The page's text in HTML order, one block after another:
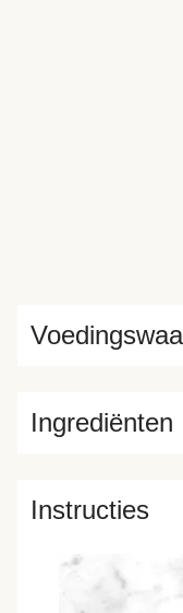
Ingrediënten
Instructies